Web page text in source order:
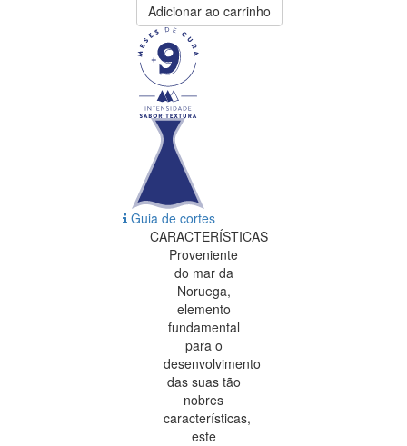
Adicionar ao carrinho
Guia de cortes
CARACTERÍSTICAS
Proveniente
do mar da
Noruega,
elemento
fundamental
para o
desenvolvimento
das suas tão
nobres
características,
este